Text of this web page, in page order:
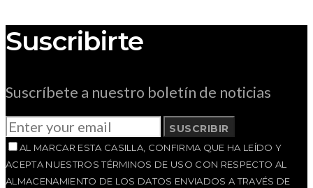
Suscribirte
Suscríbete a nuestro boletín de noticias
SUSCRIBIR
AL MARCAR ESTA CASILLA, CONFIRMA QUE HA LEÍDO Y
ACEPTA NUESTROS TÉRMINOS DE USO CON RESPECTO AL
ALMACENAMIENTO DE LOS DATOS ENVIADOS A TRAVÉS DE